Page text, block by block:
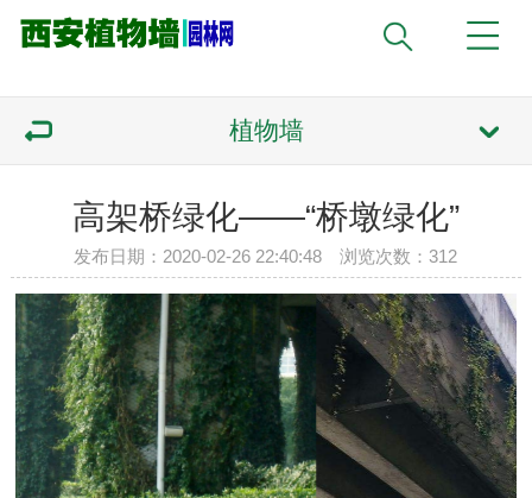
植物墙
高架桥绿化——“桥墩绿化”
发布日期：2020-02-26 22:40:48 浏览次数：312